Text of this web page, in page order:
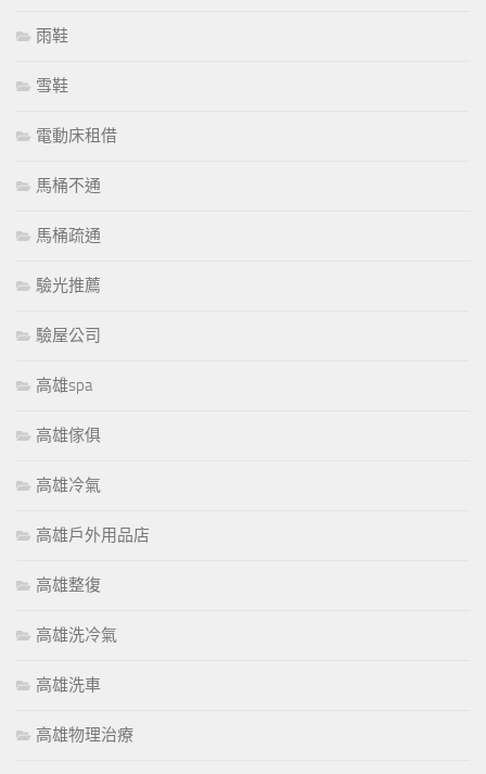
雨鞋
雪鞋
電動床租借
馬桶不通
馬桶疏通
驗光推薦
驗屋公司
高雄spa
高雄傢俱
高雄冷氣
高雄戶外用品店
高雄整復
高雄洗冷氣
高雄洗車
高雄物理治療